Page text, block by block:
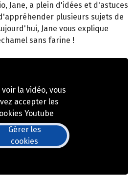
Jane, a plein d'idées et d'astuces
plusieurs sujets de
Jane vous explique
sans farine !
voir la vidéo, vous
accepter les
Youtube
Gérer les
cookies